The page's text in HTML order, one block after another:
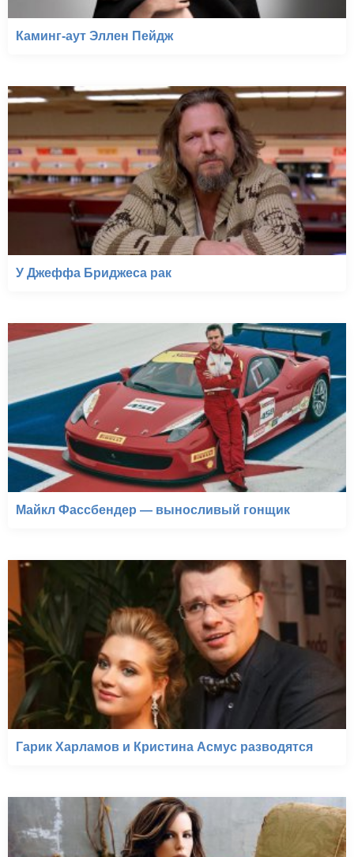
Каминг-аут Эллен Пейдж
У Джеффа Бриджеса рак
Майкл Фассбендер — выносливый гонщик
Гарик Харламов и Кристина Асмус разводятся